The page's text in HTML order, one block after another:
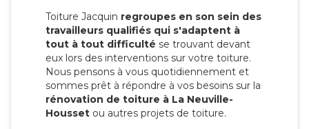
Toiture Jacquin regroupes en son sein des
travailleurs qualifiés qui s'adaptent à
tout à tout difficulté se trouvant devant
eux lors des interventions sur votre toiture.
Nous pensons à vous quotidiennement et
sommes prêt à répondre à vos besoins sur la
rénovation de toiture à La Neuville-
Housset ou autres projets de toiture.